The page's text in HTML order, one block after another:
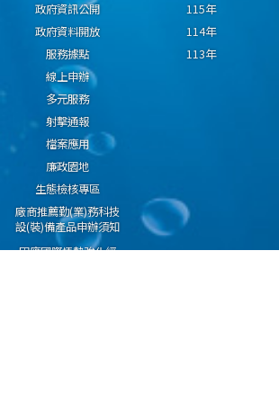
政府資訊公開
政府資料開放
服務據點
線上申辦
多元服務
射擊通報
檔案應用
廉政園地
生態檢核專區
廠商推薦勤(業)務科技
設(裝)備產品申辦須知
因應國際情勢強化經
115年
114年
113年